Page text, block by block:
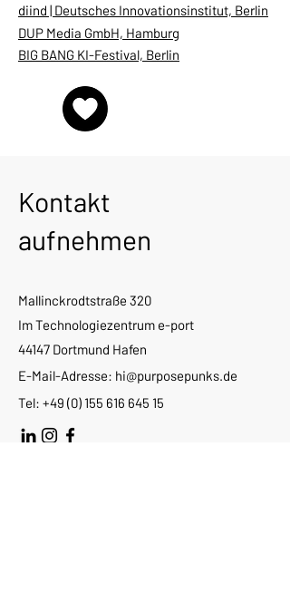
diind | Deutsches Innovationsinstitut, Berlin
DUP Media GmbH, Hamburg
BIG BANG KI-Festival, Berlin
Kontakt
aufnehmen
Mallinckrodtstraße 320
Im Technologiezentrum e-port
44147 Dortmund Hafen
E-Mail-Adresse: hi@purposepunks.de
Tel: +49 (0) 155 616 645 15